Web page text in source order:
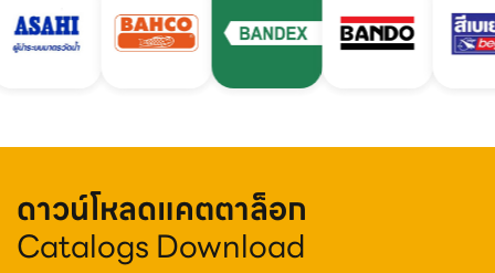
ดาวน์โหลดแคตตาล็อก
Catalogs Download